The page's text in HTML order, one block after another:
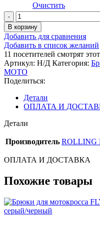
Очистить
Количество
товара
Брюки
для
мотокросса
ROLLING
MOTO
Pro
(черный)
В корзину
Добавить для сравнения
Добавить в список желаний
11 посетителей смотрят
Артикул: Н/Д Категория:
MOTO
Поделиться:
Детали
ОПЛАТА И
Детали
Производитель ROLLING
ОПЛАТА И ДОСТАВКА
Похожие товары